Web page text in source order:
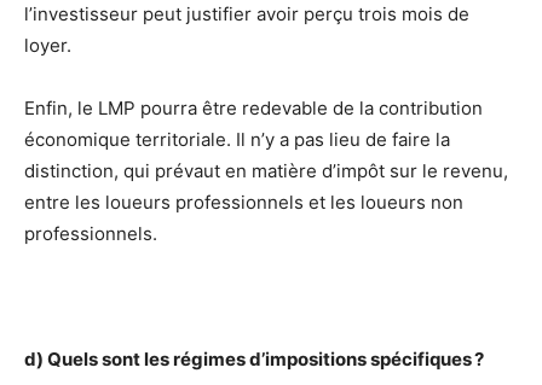
l’investisseur peut justifier avoir perçu trois mois de
loyer.
Enfin, le LMP pourra être redevable de la contribution
économique territoriale. Il n’y a pas lieu de faire la
distinction, qui prévaut en matière d’impôt sur le revenu,
entre les loueurs professionnels et les loueurs non
professionnels.
d) Quels sont les régimes d’impositions spécifiques ?